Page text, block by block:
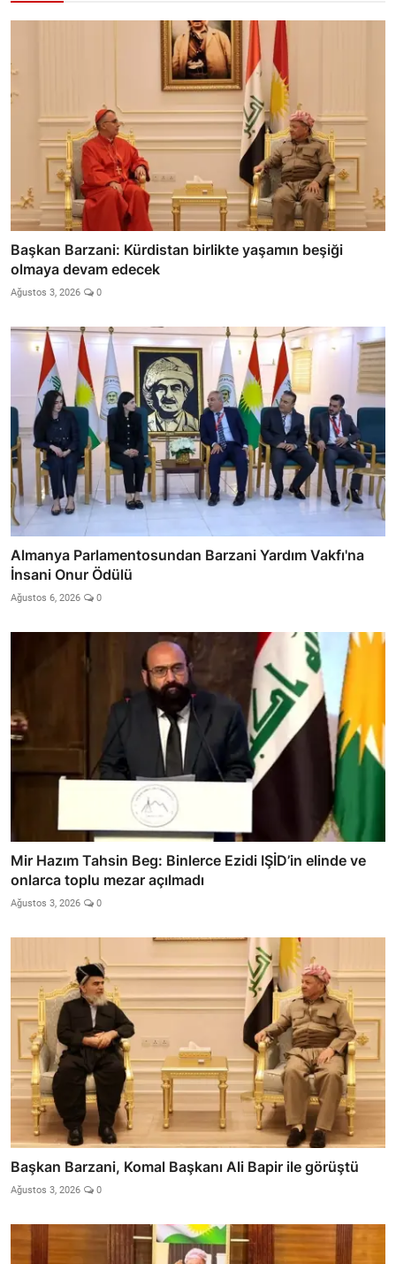
Başkan Barzani: Kürdistan birlikte yaşamın beşiği
olmaya devam edecek
Ağustos 3, 2026 0
Almanya Parlamentosundan Barzani Yardım Vakfı'na
İnsani Onur Ödülü
Ağustos 6, 2026 0
Mir Hazım Tahsin Beg: Binlerce Ezidi IŞİD’in elinde ve
onlarca toplu mezar açılmadı
Ağustos 3, 2026 0
Başkan Barzani, Komal Başkanı Ali Bapir ile görüştü
Ağustos 3, 2026 0